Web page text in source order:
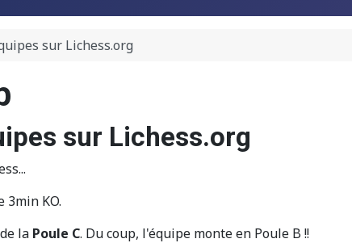
sur Lichess.org
sur Lichess.org
3min KO.
la Poule C. Du coup, l'équipe monte en Poule B !!